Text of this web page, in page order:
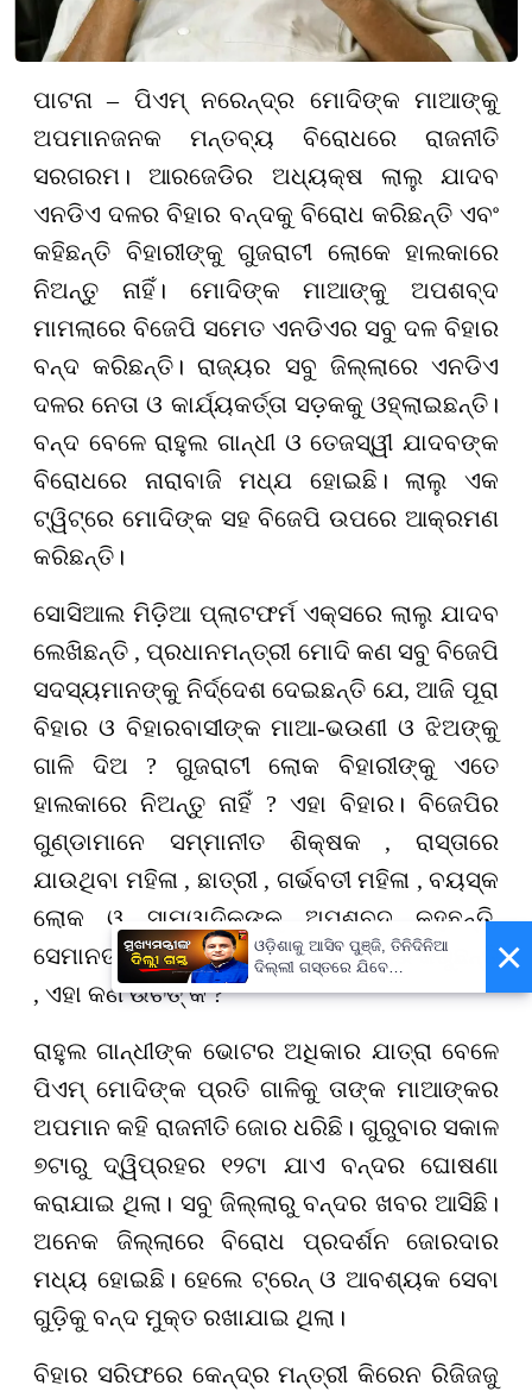
ପାଟନା – ପିଏମ୍‌ ନରେନ୍ଦ୍ର ମୋଦିଙ୍କ ମାଆଙ୍କୁ
ଅପମାନଜନକ ମନ୍ତବ୍ୟ ବିରୋଧରେ ରାଜନୀତି
ସରଗରମ। ଆରଜେଡିର ଅଧ୍ୟକ୍ଷ ଲାଲୁ ଯାଦବ
ଏନଡିଏ ଦଳର ବିହାର ବନ୍ଦକୁ ବିରୋଧ କରିଛନ୍ତି ଏବଂ
କହିଛନ୍ତି ବିହାରୀଙ୍କୁ ଗୁଜରାଟୀ ଲୋକେ ହାଲକାରେ
ନିଅନ୍ତୁ ନାହିଁ। ମୋଦିଙ୍କ ମାଆଙ୍କୁ ଅପଶବ୍ଦ
ମାମଲାରେ ବିଜେପି ସମେତ ଏନଡିଏର ସବୁ ଦଳ ବିହାର
ବନ୍ଦ କରିଛନ୍ତି। ରାଜ୍ୟର ସବୁ ଜିଲ୍ଲାରେ ଏନଡିଏ
ଦଳର ନେତା ଓ କାର୍ଯ୍ୟକର୍ତ୍ତା ସଡ଼କକୁ ଓହ୍ଲାଇଛନ୍ତି।
ବନ୍ଦ ବେଳେ ରାହୁଲ ଗାନ୍ଧୀ ଓ ତେଜସ୍ୱୀ ଯାଦବଙ୍କ
ବିରୋଧରେ ନାରାବାଜି ମଧ୍ଯ ହୋଇଛି। ଲାଲୁ ଏକ
ଟ୍ୱିଟ୍‌ରେ ମୋଦିଙ୍କ ସହ ବିଜେପି ଉପରେ ଆକ୍ରମଣ
କରିଛନ୍ତି।
ସୋସିଆଲ ମିଡ଼ିଆ ପ୍ଲାଟଫର୍ମ ଏକ୍ସରେ ଲାଲୁ ଯାଦବ
ଲେଖିଛନ୍ତି , ପ୍ରଧାନମନ୍ତ୍ରୀ ମୋଦି କଣ ସବୁ ବିଜେପି
ସଦସ୍ୟମାନଙ୍କୁ ନିର୍ଦ୍ଦେଶ ଦେଇଛନ୍ତି ଯେ, ଆଜି ପୂରା
ବିହାର ଓ ବିହାରବାସୀଙ୍କ ମାଆ-ଭଉଣୀ ଓ ଝିଅଙ୍କୁ
ଗାଳି ଦିଅ ? ଗୁଜରାଟୀ ଲୋକ ବିହାରୀଙ୍କୁ ଏତେ
ହାଲକାରେ ନିଅନ୍ତୁ ନାହିଁ ? ଏହା ବିହାର। ବିଜେପିର
ଗୁଣ୍ଡାମାନେ ସମ୍ମାନୀତ ଶିକ୍ଷକ , ରାସ୍ତାରେ
ଯାଉଥିବା ମହିଳା , ଛାତ୍ରୀ , ଗର୍ଭବତୀ ମହିଳା , ବୟସ୍କ
ଲୋକ ଓ ସାମ୍ୱାଦିକଙ୍କୁ ଅପଶବ୍ଦ କହୁଛନ୍ତି,
ସେମାନଙ୍କ ସହ ମାରପିଟି କରି ଦୁର୍ବ୍ୟବହାର କରୁଛନ୍ତି
, ଏହା କଣ ଉଚିତ୍‌ କି ?
ରାହୁଲ ଗାନ୍ଧୀଙ୍କ ଭୋଟର ଅଧିକାର ଯାତ୍ରା ବେଳେ
ପିଏମ୍‌ ମୋଦିଙ୍କ ପ୍ରତି ଗାଳିକୁ ତାଙ୍କ ମାଆଙ୍କର
ଅପମାନ କହି ରାଜନୀତି ଜୋର ଧରିଛି। ଗୁରୁବାର ସକାଳ
୭ଟାରୁ ଦ୍ୱିପ୍ରହର ୧୨ଟା ଯାଏ ବନ୍ଦର ଘୋଷଣା
କରାଯାଇ ଥିଲା। ସବୁ ଜିଲ୍ଲାରୁ ବନ୍ଦର ଖବର ଆସିଛି।
ଅନେକ ଜିଲ୍ଲାରେ ବିରୋଧ ପ୍ରଦର୍ଶନ ଜୋରଦାର
ମଧ୍ୟ ହୋଇଛି। ହେଲେ ଟ୍ରେନ୍‌ ଓ ଆବଶ୍ୟକ ସେବା
ଗୁଡ଼ିକୁ ବନ୍ଦ ମୁକ୍ତ ରଖାଯାଇ ଥିଲା।
ବିହାର ସରିଫରେ କେନ୍ଦ୍ର ମନ୍ତ୍ରୀ କିରେନ ରିଜିଜଜୁ
×
ଓଡ଼ିଶାକୁ ଆସିବ ପୁଞ୍ଜି, ତିନିଦିନିଆ
ଦିଲ୍ଲୀ ଗସ୍ତରେ ଯିବେ